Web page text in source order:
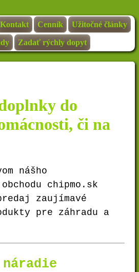
Kontakt Cenník Užitočné články
Zadať rýchly dopyt
do
či na
nášho
chipmo.sk
zaujímavé
pre záhradu a
náradie